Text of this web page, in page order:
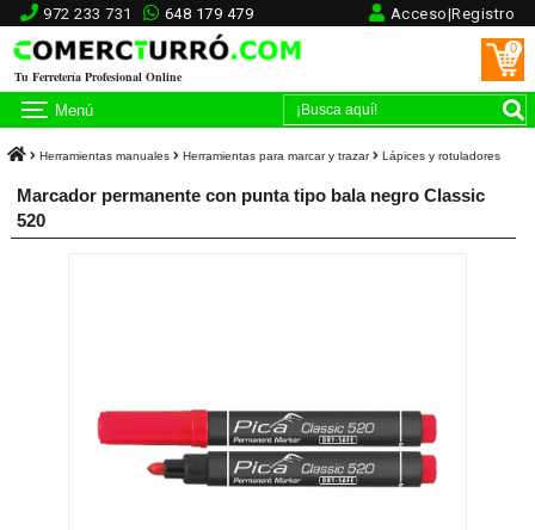
972 233 731 648 179 479 Acceso|Registro
Tu Ferretería Profesional Online
0
Menú
Herramientas manuales Herramientas para marcar y trazar Lápices y rotuladores
Marcador permanente con punta tipo bala negro Classic
520